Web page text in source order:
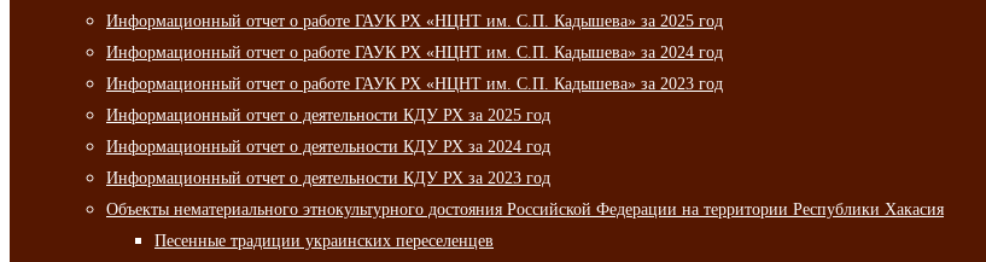
Информационный отчет о работе ГАУК РХ «НЦНТ им. С.П. Кадышева» за 2025 год
Информационный отчет о работе ГАУК РХ «НЦНТ им. С.П. Кадышева» за 2024 год
Информационный отчет о работе ГАУК РХ «НЦНТ им. С.П. Кадышева» за 2023 год
Информационный отчет о деятельности КДУ РХ за 2025 год
Информационный отчет о деятельности КДУ РХ за 2024 год
Информационный отчет о деятельности КДУ РХ за 2023 год
Объекты нематериального этнокультурного достояния Российской Федерации на территории Республики Хакасия
Песенные традиции украинских переселенцев